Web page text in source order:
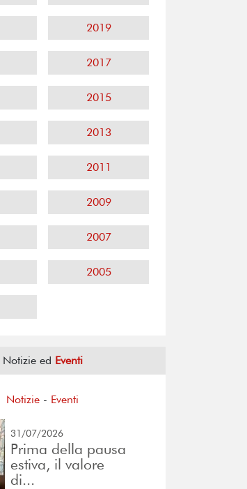
2019
2017
2015
2013
2011
2009
2007
2005
Notizie ed Eventi
Notizie - Eventi
31/07/2026
Prima della pausa
estiva, il valore
di...